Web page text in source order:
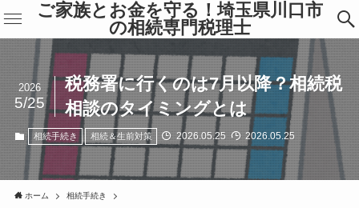
ご家族とお金を守る！埼玉県川口市
の相続専門税理士
税務署に行くのは7月以降？相続税
相談のタイミングとは
2026
5/25
相続手続き 相続＆生前対策 2026.05.25 2026.05.25
ホーム 相続手続き